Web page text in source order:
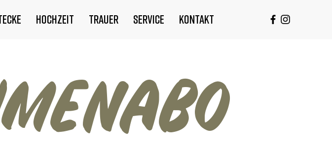
Hochzeit Trauer Service Kontakt